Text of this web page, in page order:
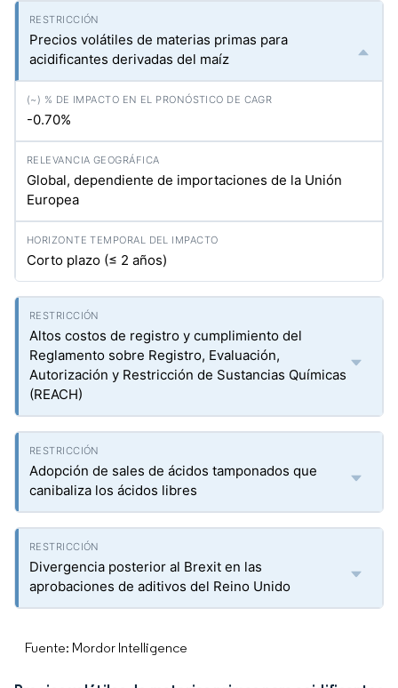
Precios volátiles de materias primas para
acidificantes derivadas del maíz
-0.70%
Global, dependiente de importaciones de la Unión
Europea
Corto plazo (≤ 2 años)
Altos costos de registro y cumplimiento del
Reglamento sobre Registro, Evaluación,
Autorización y Restricción de Sustancias Químicas
(REACH)
Adopción de sales de ácidos tamponados que
canibaliza los ácidos libres
Divergencia posterior al Brexit en las
aprobaciones de aditivos del Reino Unido
Fuente: Mordor Intelligence